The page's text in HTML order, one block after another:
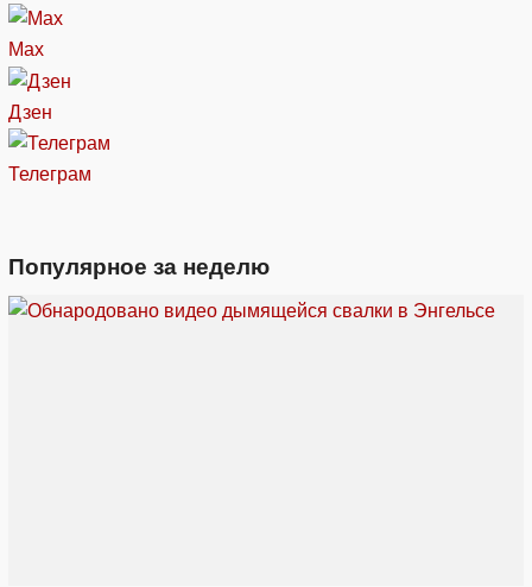
Max
Дзен
Телеграм
Популярное за неделю